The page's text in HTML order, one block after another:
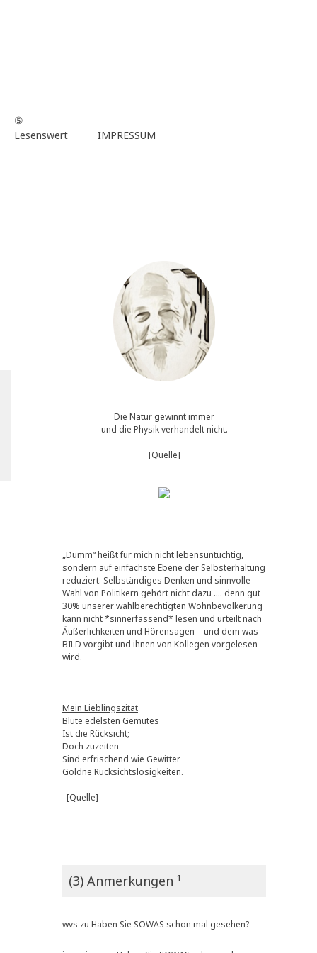
⑤
Lesenswert
IMPRESSUM
Die Natur gewinnt immer
und die Physik verhandelt nicht.
[Quelle]
„Dumm“ heißt für mich nicht lebensuntüchtig,
sondern auf einfachste Ebene der Selbsterhaltung
reduziert. Selbständiges Denken und sinnvolle
Wahl von Politikern gehört nicht dazu …. denn gut
30% unserer wahlberechtigten Wohnbevölkerung
kann nicht *sinnerfassend* lesen und urteilt nach
Äußerlichkeiten und Hörensagen – und dem was
BILD vorgibt und ihnen von Kollegen vorgelesen
wird.
Mein Lieblingszitat
Blüte edelsten Gemütes
Ist die Rücksicht;
Doch zuzeiten
Sind erfrischend wie Gewitter
Goldne Rücksichtslosigkeiten.
[Quelle]
(3) Anmerkungen ¹
wvs zu Haben Sie SOWAS schon mal gesehen?